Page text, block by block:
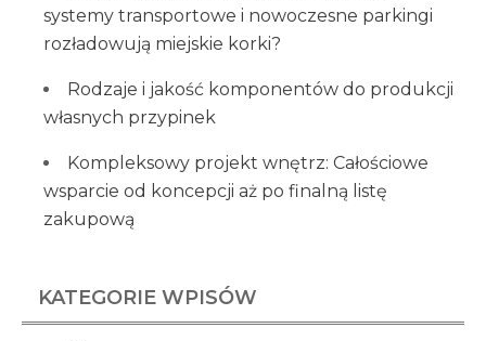
systemy transportowe i nowoczesne parkingi
rozładowują miejskie korki?
Rodzaje i jakość komponentów do produkcji
własnych przypinek
Kompleksowy projekt wnętrz: Całościowe
wsparcie od koncepcji aż po finalną listę
zakupową
KATEGORIE WPISÓW